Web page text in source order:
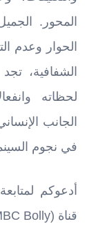
المحور.
الحوار وعدم
الشفافية،
لحظاته
الجانب
في نجوم
أدعوكم
قناة (MBC Bolly) بعرضه. مشاهدة ممتعة.